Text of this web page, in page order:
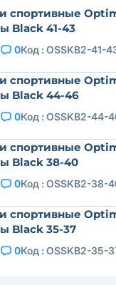
спортивные
Black 41-43
0Код : OSSKB2-41-
спортивные
Black 44-46
0Код : OSSKB2-44-
спортивные
Black 38-40
0Код : OSSKB2-38-
спортивные
Black 35-37
0Код : OSSKB2-35-